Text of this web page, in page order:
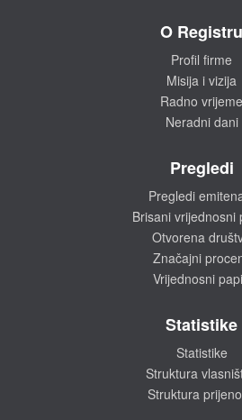
O Registru
Profil firme
Misija i vizija
Radno vrijeme
Neradni dani
Pregledi
Pregledi
Brisani vrijednosni
Otvorena
Značajni
Vrijednosni
Statistike
Statistike
Struktura
Struktura